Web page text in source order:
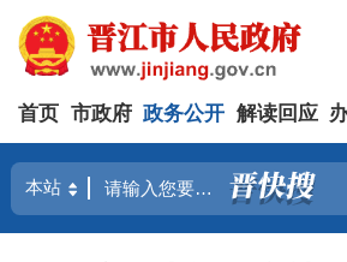
首页 市政府 政务公开 解读回应